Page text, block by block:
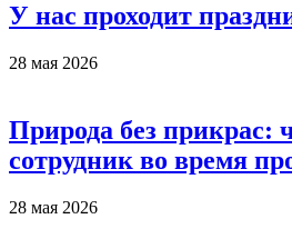
У нас проходит
28 мая 2026
Природа без прикрас:
сотрудник во время
28 мая 2026